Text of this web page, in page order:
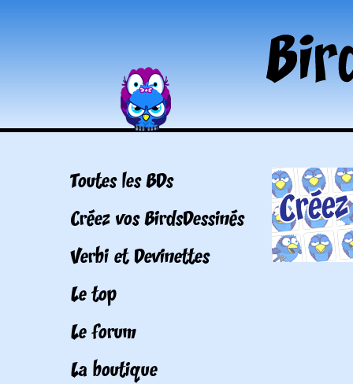
Toutes les BDs
Créez vos BirdsDessinés
Verbi et Devinettes
Le top
Le forum
La boutique